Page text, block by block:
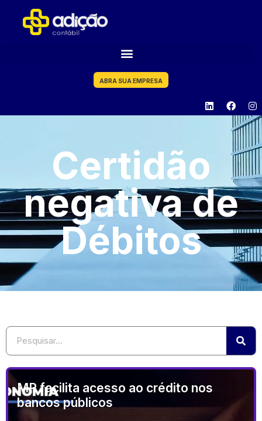
ABRA SUA EMPRESA
Certidão
negativa de
Débitos
MP facilita acesso ao crédito nos
bancos públicos